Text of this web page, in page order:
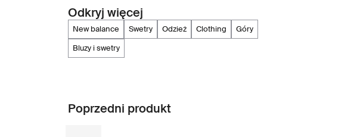
Odkryj więcej
new balance swetry odzież clothing
góry
bluzy i swetry
Poprzedni produkt